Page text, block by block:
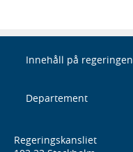
Innehåll på
Departement
Regeringskansliet